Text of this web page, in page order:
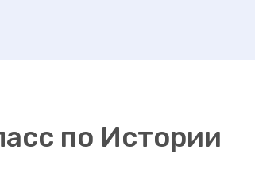
по Истории